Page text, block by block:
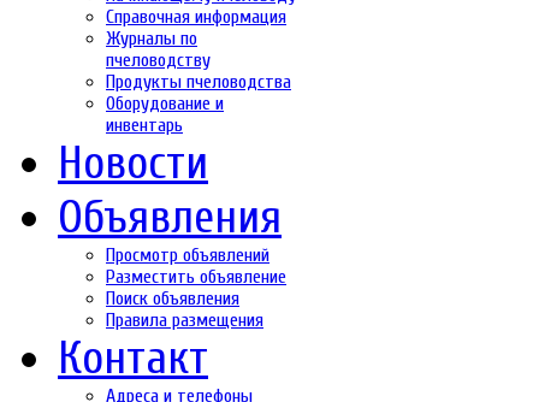
Справочная информация
Журналы по
пчеловодству
Продукты пчеловодства
Оборудование и
инвентарь
Новости
Объявления
Просмотр объявлений
Разместить объявление
Поиск объявления
Правила размещения
Контакт
Адреса и телефоны